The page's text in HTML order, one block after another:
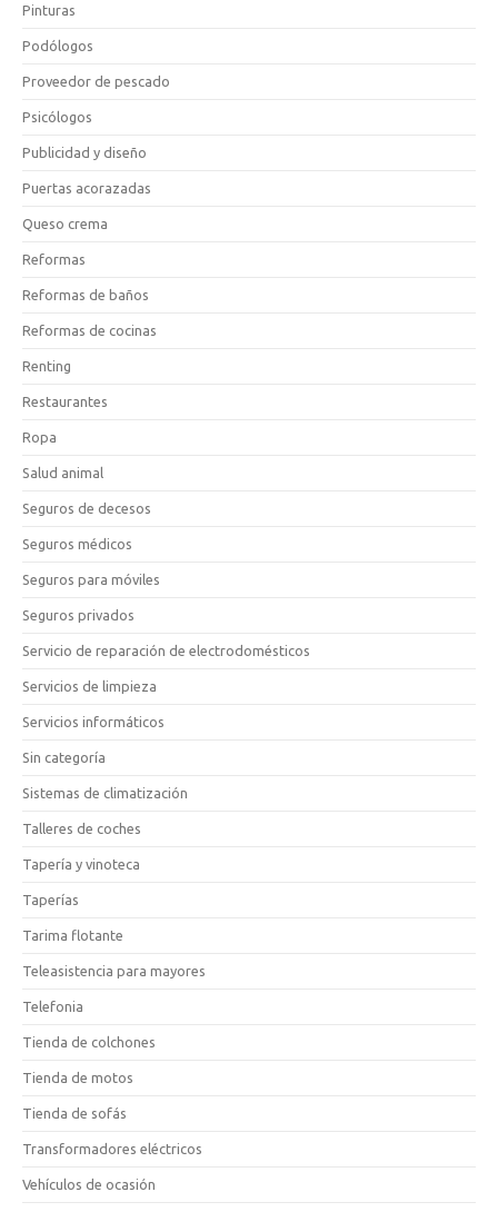
Pinturas
Podólogos
Proveedor de pescado
Psicólogos
Publicidad y diseño
Puertas acorazadas
Queso crema
Reformas
Reformas de baños
Reformas de cocinas
Renting
Restaurantes
Ropa
Salud animal
Seguros de decesos
Seguros médicos
Seguros para móviles
Seguros privados
Servicio de reparación de electrodomésticos
Servicios de limpieza
Servicios informáticos
Sin categoría
Sistemas de climatización
Talleres de coches
Tapería y vinoteca
Taperías
Tarima flotante
Teleasistencia para mayores
Telefonia
Tienda de colchones
Tienda de motos
Tienda de sofás
Transformadores eléctricos
Vehículos de ocasión